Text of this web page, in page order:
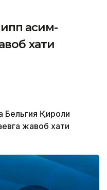
Қасим-
хати
Бельгия Қироли
жавоб хати